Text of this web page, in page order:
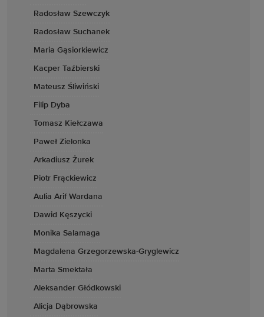
Radosław Szewczyk
Radosław Suchanek
Maria Gąsiorkiewicz
Kacper Taźbierski
Mateusz Śliwiński
Filip Dyba
Tomasz Kiełczawa
Paweł Zielonka
Arkadiusz Żurek
Piotr Frąckiewicz
Aulia Arif Wardana
Dawid Kęszycki
Monika Salamaga
Magdalena Grzegorzewska-Gryglewicz
Marta Smektała
Aleksander Głódkowski
Alicja Dąbrowska